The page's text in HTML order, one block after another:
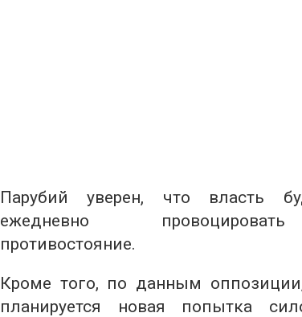
Парубий уверен, что власть
ежедневно
противостояние.
Кроме того, по данным
планируется новая попытка